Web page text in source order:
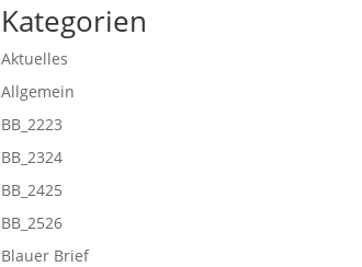
Kategorien
Aktuelles
Allgemein
BB_2223
BB_2324
BB_2425
BB_2526
Blauer Brief